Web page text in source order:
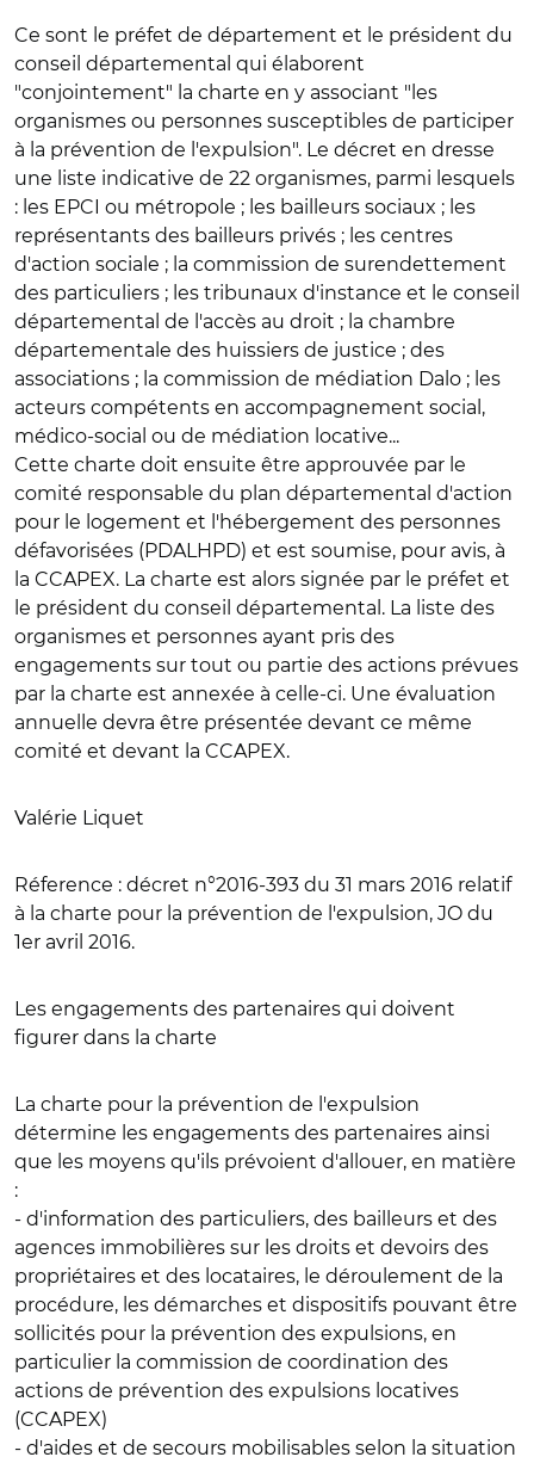
Ce sont le préfet de département et le président du
conseil départemental qui élaborent
"conjointement" la charte en y associant "les
organismes ou personnes susceptibles de participer
à la prévention de l'expulsion". Le décret en dresse
une liste indicative de 22 organismes, parmi lesquels
: les EPCI ou métropole ; les bailleurs sociaux ; les
représentants des bailleurs privés ; les centres
d'action sociale ; la commission de surendettement
des particuliers ; les tribunaux d'instance et le conseil
départemental de l'accès au droit ; la chambre
départementale des huissiers de justice ; des
associations ; la commission de médiation Dalo ; les
acteurs compétents en accompagnement social,
médico-social ou de médiation locative...
Cette charte doit ensuite être approuvée par le
comité responsable du plan départemental d'action
pour le logement et l'hébergement des personnes
défavorisées (PDALHPD) et est soumise, pour avis, à
la CCAPEX. La charte est alors signée par le préfet et
le président du conseil départemental. La liste des
organismes et personnes ayant pris des
engagements sur tout ou partie des actions prévues
par la charte est annexée à celle-ci. Une évaluation
annuelle devra être présentée devant ce même
comité et devant la CCAPEX.
Valérie Liquet
Réference : décret n°2016-393 du 31 mars 2016 relatif
à la charte pour la prévention de l'expulsion, JO du
1er avril 2016.
Les engagements des partenaires qui doivent
figurer dans la charte
La charte pour la prévention de l'expulsion
détermine les engagements des partenaires ainsi
que les moyens qu'ils prévoient d'allouer, en matière
:
- d'information des particuliers, des bailleurs et des
agences immobilières sur les droits et devoirs des
propriétaires et des locataires, le déroulement de la
procédure, les démarches et dispositifs pouvant être
sollicités pour la prévention des expulsions, en
particulier la commission de coordination des
actions de prévention des expulsions locatives
(CCAPEX)
- d'aides et de secours mobilisables selon la situation